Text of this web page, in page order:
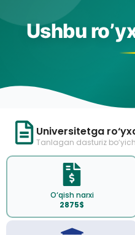
Ushbu
Universitetga
Tanlagan dasturiz
O‘qish narxi
2875$